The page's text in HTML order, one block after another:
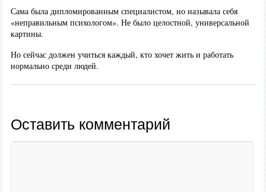
Сама была дипломированным специалистом, но называла себя
«неправильным психологом». Не было целостной, универсальной
картины.
Но сейчас должен учиться каждый, кто хочет жить и работать
нормально среди людей.
Оставить комментарий